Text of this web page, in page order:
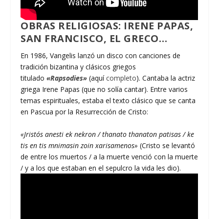
OBRAS RELIGIOSAS: IRENE PAPAS,
SAN FRANCISCO, EL GRECO…
En 1986, Vangelis lanzó un disco con canciones de
tradición bizantina y clásicos griegos
titulado«Rapsodies» (aquícompleto). Cantaba la actriz
griega Irene Papas (que no solía cantar). Entre varios
temas espirituales, estaba el texto clásico que se canta
en Pascua por la Resurrección de Cristo:
«Jristós anesti ek nekron / thanato thanaton patisas / ke
tis en tis mnimasin zoin xarisamenos»(Cristo se levantó
de entre los muertos / a la muerte venció con la muerte
/ y a los que estaban en el sepulcro la vida les dio).